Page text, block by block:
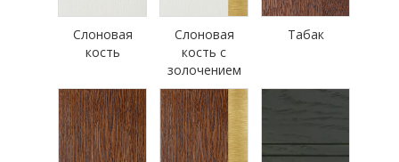
Слоновая
кость
Слоновая
кость с
золочением
Табак